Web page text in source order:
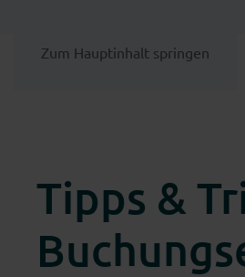
Zum Hauptinhalt springen
Tipps &